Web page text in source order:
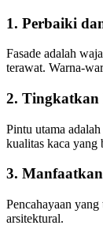
1. Perbaiki
Fasade adalah
terawat. Warna-
2. Tingkatkan
Pintu utama
kualitas kaca yang
3.
Pencahayaan
arsitektural.